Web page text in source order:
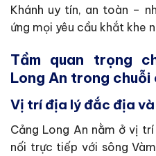
Khánh uy tín, an toàn –
ứng mọi yêu cầu khắt khe
Tầm quan trọng
Long An trong chuỗi
Vị trí địa lý đắc địa
Cảng Long An nằm ở vị
nối trực tiếp với sông